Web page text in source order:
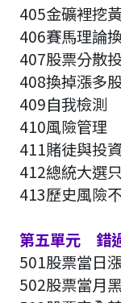
405金礦裡挖
406賽馬理論
407股票分散
408換掉漲多
409自我檢測
410風險管理
411賭徒與投
412總統大選
413歷史風險
第五單元 錯
501股票當日
502股票當月